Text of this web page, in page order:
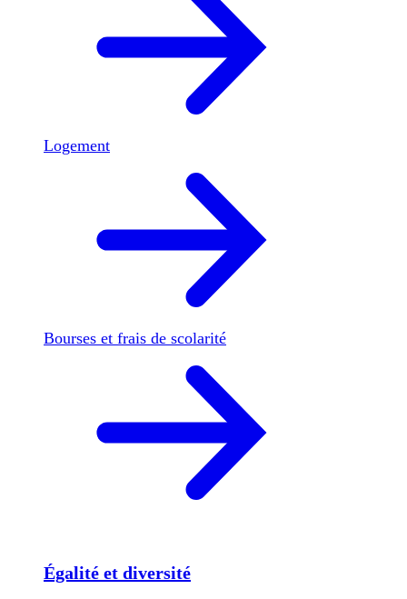
Logement
Bourses et frais de scolarité
Égalité et diversité